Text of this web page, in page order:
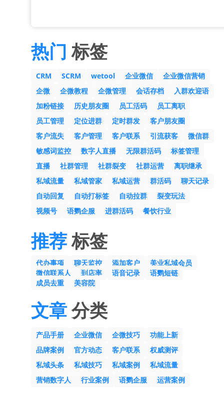
热门 标签
CRM SCRM wetool 企业微信
企业微信营销
企微
企微教程 企微管理 会话存档
入群欢迎语
加粉链接
历史朋友圈 员工活码
员工离职
员工管理
定位进群 定时群发
客户朋友圈
客户流失
客户管理 客户联系 引流获客
微信群
敏感词监控
数字人直播 无限群活码
标签管理
直播
社群管理 社群裂变 社群运营
离职继承
私域流量
私域管家 私域运营 群活码
聊天记录
自动回复
自动打标签 自动拉群
裂变玩法
视频号
语鹦企服 进群活码 餐饮行业
推荐标签
代办事项 聊天监控 添加客户
美业私域会员
微信联系人
到店率 语音记录
语鹦短链
成员去重
美容院
文章分类
产品手册 企业微信 企微技巧
功能上新
品牌案例
官方动态 客户联系
权威测评
私域头条
私域技巧 私域案例
私域流量
营销数字人
行业案例 语鹦企服 运营案例